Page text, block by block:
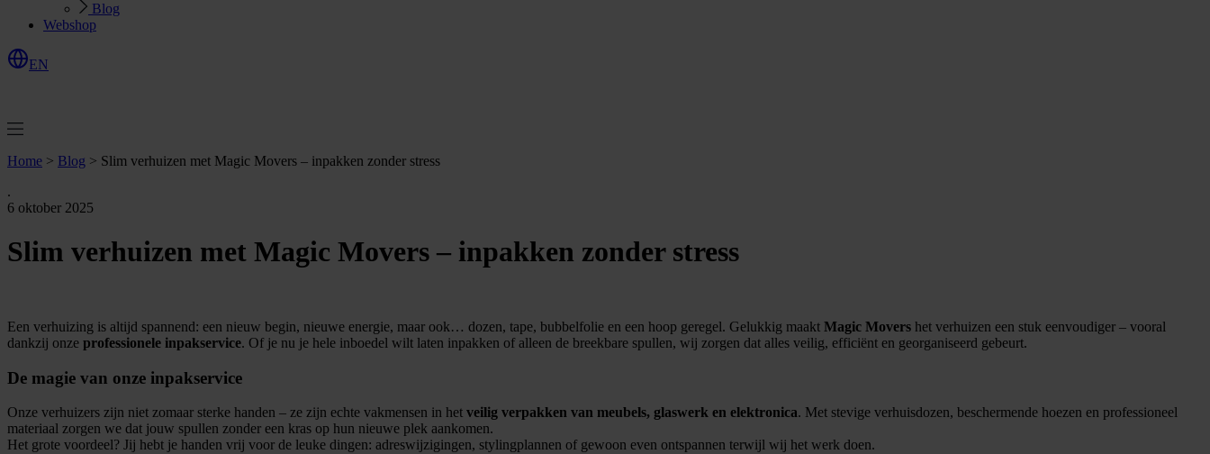
Blog
Webshop
EN
Home > Blog > Slim verhuizen met Magic Movers – inpakken zonder stress
.
6 oktober 2025
Slim verhuizen met Magic Movers – inpakken zonder stress
Een verhuizing is altijd spannend: een nieuw begin, nieuwe energie, maar ook… dozen, tape, bubbelfolie en een hoop geregel. Gelukkig maakt Magic Movers het verhuizen een stuk eenvoudiger – vooral
dankzij onze professionele inpakservice. Of je nu je hele inboedel wilt laten inpakken of alleen de breekbare spullen, wij zorgen dat alles veilig, efficiënt en georganiseerd gebeurt.
De magie van onze inpakservice
Onze verhuizers zijn niet zomaar sterke handen – ze zijn echte vakmensen in het veilig verpakken van meubels, glaswerk en elektronica. Met stevige verhuisdozen, beschermende hoezen en professioneel
materiaal zorgen we dat jouw spullen zonder een kras op hun nieuwe plek aankomen.
Het grote voordeel? Jij hebt je handen vrij voor de leuke dingen: adreswijzigingen, stylingplannen of gewoon even ontspannen terwijl wij het werk doen.